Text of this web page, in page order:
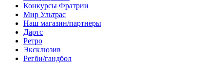
Конкурсы Фратрии
Мир Ультрас
Наш магазин/партнеры
Дартс
Ретро
Эксклюзив
Регби/гандбол